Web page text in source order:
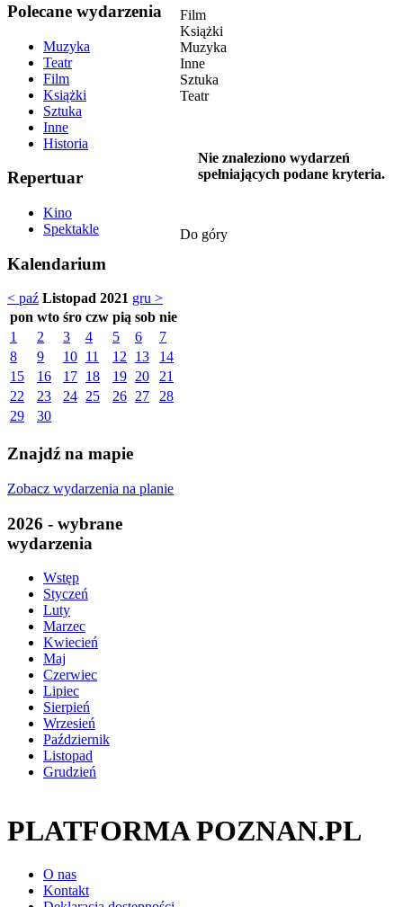
Polecane wydarzenia
Muzyka
Teatr
Film
Książki
Sztuka
Inne
Historia
Repertuar
Kino
Spektakle
Kalendarium
< paź Listopad 2021 gru >
pon wto śro czw pią sob nie
1
2 3 4 5 6
7
8
9 10 11 12 13
14
15
16 17 18 19 20
21
22
23 24 25 26 27
28
29
30
Znajdź na mapie
Zobacz wydarzenia na planie
2026 - wybrane
wydarzenia
Wstęp
Styczeń
Luty
Marzec
Kwiecień
Maj
Czerwiec
Lipiec
Sierpień
Wrzesień
Październik
Listopad
Grudzień
Film
Książki
Muzyka
Inne
Sztuka
Teatr
Nie znaleziono wydarzeń
spełniających podane kryteria.
Do góry
PLATFORMA POZNAN.PL
O nas
Kontakt